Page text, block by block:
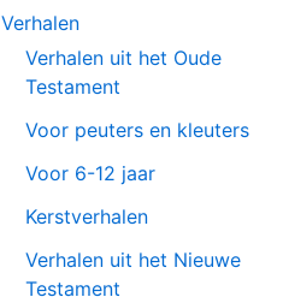
Verhalen
Verhalen uit het Oude
Testament
Voor peuters en kleuters
Voor 6-12 jaar
Kerstverhalen
Verhalen uit het Nieuwe
Testament